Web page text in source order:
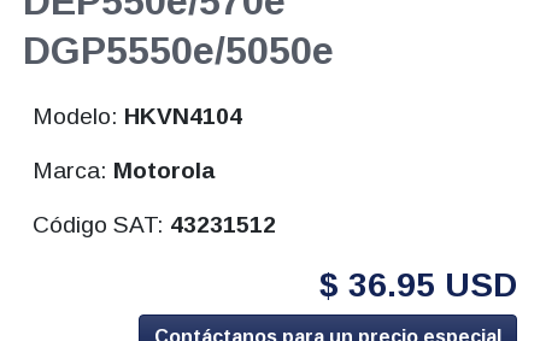
DGP5550e/5050e
Modelo: HKVN4104
Marca: Motorola
Código SAT: 43231512
$ 36.95 USD